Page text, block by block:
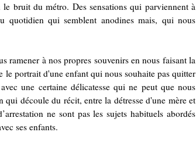
bruit du métro. Des sensations qui parviennent à
quotidien qui semblent anodines mais, qui nous
à nos propres souvenirs en nous faisant la
le portrait d'une enfant qui nous souhaite pas quitter
une certaine délicatesse qui ne peut que nous
découle du récit, entre la détresse d'une mère et
ne sont pas les sujets habituels abordés
ses enfants.